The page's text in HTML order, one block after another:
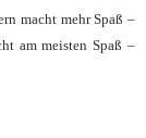
macht mehr Spaß –
am meisten Spaß –